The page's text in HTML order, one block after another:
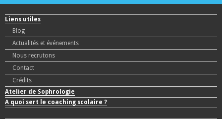
Liens utiles
Blog
Actualités et événements
Nous recrutons
Contact
Crédits
Atelier de Sophrologie
A quoi sert le coaching scolaire ?